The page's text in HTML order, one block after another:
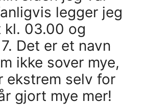
legger jeg
kl. 03.00 og
Det er et navn
ikke sover mye,
ekstrem selv for
gjort mye mer!